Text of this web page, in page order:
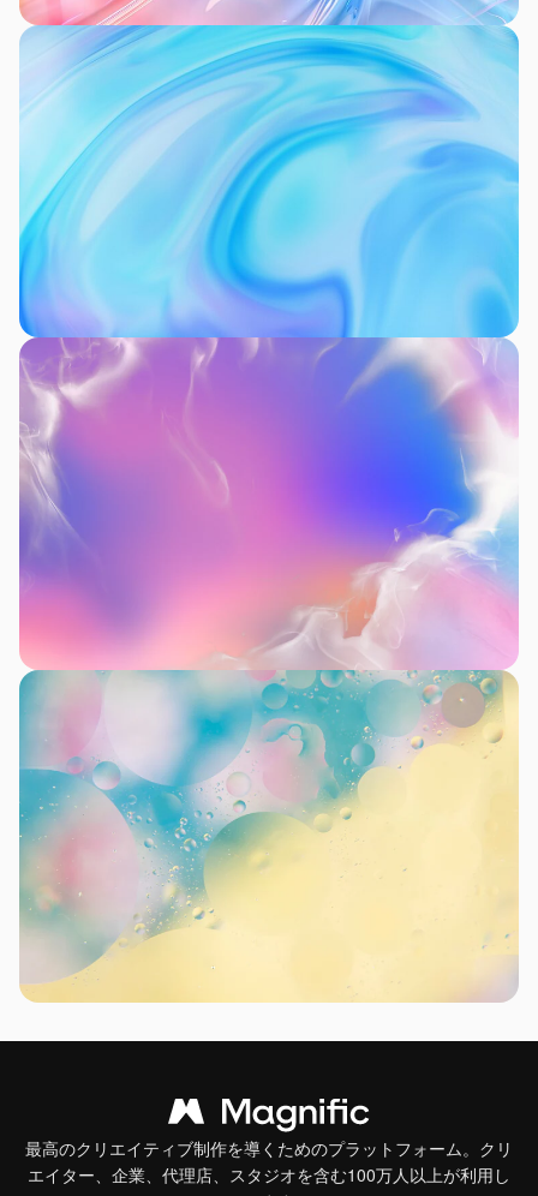
最高のクリエイティブ制作を導くためのプラットフォーム。クリ
エイター、企業、代理店、スタジオを含む100万人以上が利用し